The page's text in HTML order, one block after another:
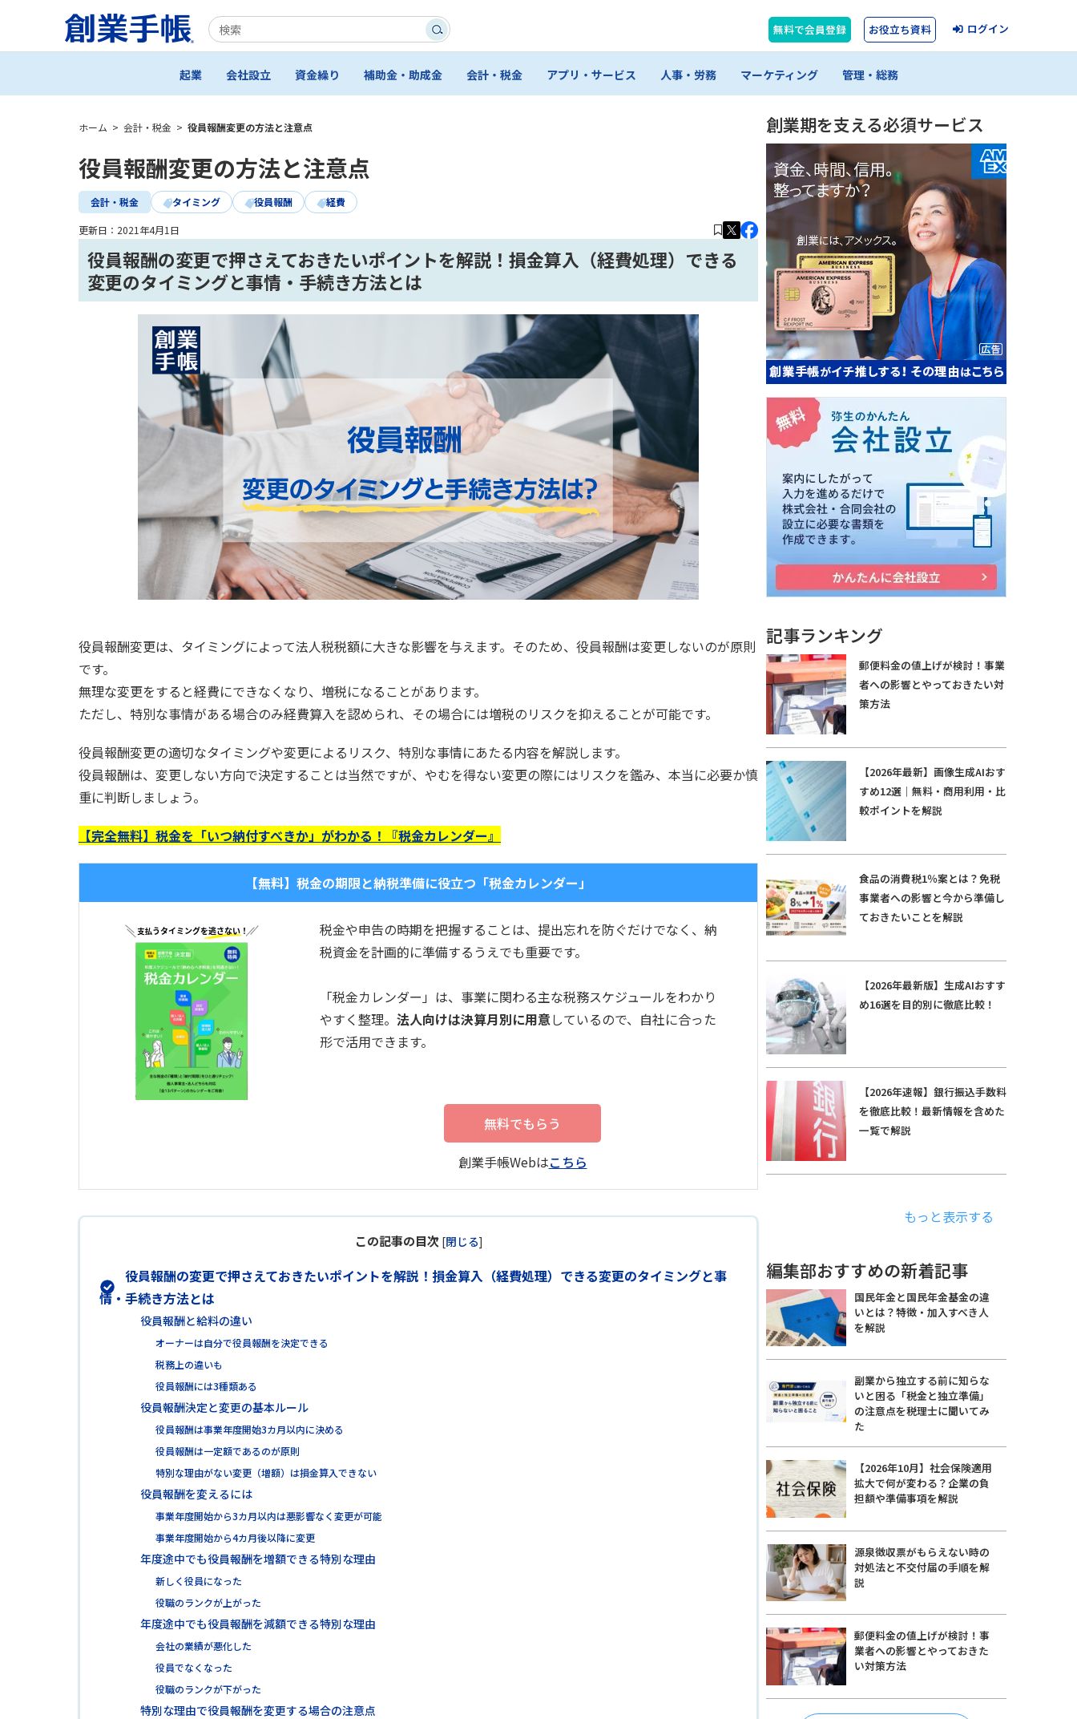
無料で会員登録 お役立ち資料 ログイン
起業 会社設立 資金繰り 補助金・助成金 会計・税金 アプリ・サービス 人事・労務 マーケティング 管理・総務
ホーム > 会計・税金 > 役員報酬変更の方法と注意点
役員報酬変更の方法と注意点
会計・税金 タイミング 役員報酬 経費
更新日： 2021年4月1日
役員報酬の変更で押さえておきたいポイントを解説！損金算入（経費処理）できる
変更のタイミングと事情・手続き方法とは
役員報酬変更は、タイミングによって法人税税額に大きな影響を与えます。そのため、役員報酬は変更しないのが原則
です。
無理な変更をすると経費にできなくなり、増税になることがあります。
ただし、特別な事情がある場合のみ経費算入を認められ、その場合には増税のリスクを抑えることが可能です。
役員報酬変更の適切なタイミングや変更によるリスク、特別な事情にあたる内容を解説します。
役員報酬は、変更しない方向で決定することは当然ですが、やむを得ない変更の際にはリスクを鑑み、本当に必要か慎
重に判断しましょう。
【完全無料】税金を「いつ納付すべきか」がわかる！『税金カレンダー』
【無料】税金の期限と納税準備に役立つ「税金カレンダー」
税金や申告の時期を把握することは、提出忘れを防ぐだけでなく、納
税資金を計画的に準備するうえでも重要です。
「税金カレンダー」は、事業に関わる主な税務スケジュールをわかり
やすく整理。 法人向けは決算月別に用意しているので、自社に合った
形で活用できます。
無料でもらう
創業手帳Webはこちら
この記事の目次 [閉じる]
役員報酬の変更で押さえておきたいポイントを解説！損金算入（経費処理）できる変更のタイミングと事
情・手続き方法とは
役員報酬と給料の違い
オーナーは自分で役員報酬を決定できる
税務上の違いも
役員報酬には3種類ある
役員報酬決定と変更の基本ルール
役員報酬は事業年度開始3カ月以内に決める
役員報酬は一定額であるのが原則
特別な理由がない変更（増額）は損金算入できない
役員報酬を変えるには
事業年度開始から3カ月以内は悪影響なく変更が可能
事業年度開始から4カ月後以降に変更
年度途中でも役員報酬を増額できる特別な理由
新しく役員になった
役職のランクが上がった
年度途中でも役員報酬を減額できる特別な理由
会社の業績が悪化した
役員でなくなった
役職のランクが下がった
特別な理由で役員報酬を変更する場合の注意点
創業期を支える必須サービス
記事ランキング
郵便料金の値上げが検討！事業
者への影響とやっておきたい対
策方法
【2026年最新】画像生成AIおす
すめ12選｜無料・商用利用・比
較ポイントを解説
食品の消費税1％案とは？免税
事業者への影響と今から準備し
ておきたいことを解説
【2026年最新版】生成AIおすす
め16選を目的別に徹底比較！
【2026年速報】銀行振込手数料
を徹底比較！最新情報を含めた
一覧で解説
もっと表示する
編集部おすすめの新着記事
国民年金と国民年金基金の違
いとは？特徴・加入すべき人
を解説
副業から独立する前に知らな
いと困る「税金と独立準備」
の注意点を税理士に聞いてみ
た
【2026年10月】社会保険適用
拡大で何が変わる？企業の負
担額や準備事項を解説
源泉徴収票がもらえない時の
対処法と不交付届の手順を解
説
郵便料金の値上げが検討！事
業者への影響とやっておきた
い対策方法